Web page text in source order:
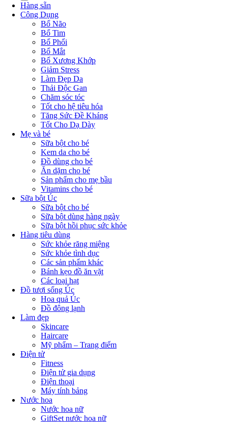
Hàng sẵn
Công Dụng
Bổ Não
Bổ Tim
Bổ Phổi
Bổ Mắt
Bổ Xương Khớp
Giảm Stress
Làm Đẹp Da
Thải Độc Gan
Chăm sóc tóc
Tốt cho hệ tiêu hóa
Tăng Sức Đề Kháng
Tốt Cho Dạ Dày
Mẹ và bé
Sữa bột cho bé
Kem da cho bé
Đồ dùng cho bé
Ăn dặm cho bé
Sản phẩm cho mẹ bầu
Vitamins cho bé
Sữa bột Úc
Sữa bột cho bé
Sữa bột dùng hàng ngày
Sữa bột hồi phục sức khỏe
Hàng tiêu dùng
Sức khỏe răng miệng
Sức khỏe tình dục
Các sản phẩm khác
Bánh kẹo đồ ăn vặt
Các loại hạt
Đồ tươi sống Úc
Hoa quả Úc
Đồ đông lạnh
Làm đẹp
Skincare
Haircare
Mỹ phẩm – Trang điểm
Điện tử
Fitness
Điện tử gia dụng
Điện thoại
Máy tính bảng
Nước hoa
Nước hoa nữ
GiftSet nước hoa nữ